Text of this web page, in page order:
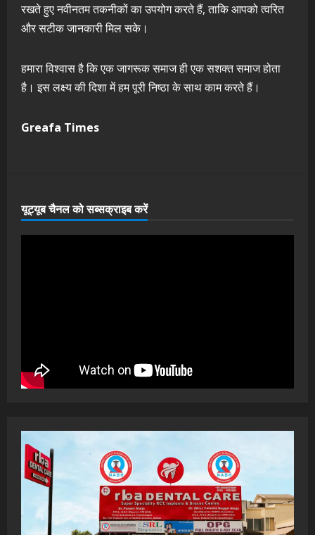
रखते हुए नवीनतम तकनीकों का उपयोग करते हैं, ताकि आपको त्वरित
और सटीक जानकारी मिल सके।
हमारा विश्वास है कि एक जागरूक समाज ही एक सशक्त समाज होता
है। इस लक्ष्य की दिशा में हम पूरी निष्ठा के साथ काम करते हैं।
Greafa Times
यूट्यूब चैनल को सब्सक्राइब करें